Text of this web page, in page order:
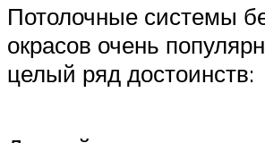
Потолочные системы
окрасов очень
целый ряд достоинств: